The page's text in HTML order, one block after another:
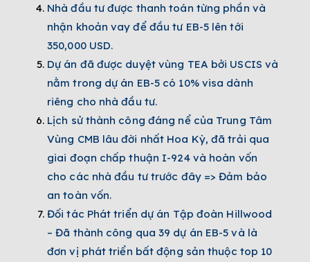
Nhà đầu tư được thanh toán từng phần và
nhận khoản vay để đầu tư EB-5 lên tới
350,000 USD.
Dự án đã được duyệt vùng TEA bởi USCIS và
nằm trong dự án EB-5 có 10% visa dành
riêng cho nhà đầu tư.
Lịch sử thành công đáng nể của Trung Tâm
Vùng CMB lâu đời nhất Hoa Kỳ, đã trải qua
giai đoạn chấp thuận I-924 và hoàn vốn
cho các nhà đầu tư trước đây => Đảm bảo
an toàn vốn.
Đối tác Phát triển dự án Tập đoàn Hillwood
– Đã thành công qua 39 dự án EB-5 và là
đơn vị phát triển bất động sản thuộc top 10